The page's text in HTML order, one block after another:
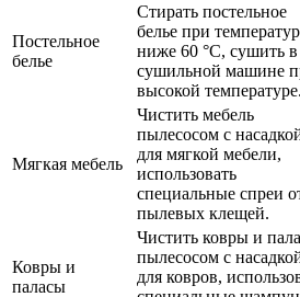
Постельное
белье
Стирать постельное
белье при
ниже 60 °C, сушить в
сушильной машине
высокой температуре.
Мягкая мебель
Чистить мебель
пылесосом с
для мягкой мебели,
использовать
специальные спреи
пылевых клещей.
Ковры и
паласы
Чистить ковры и
пылесосом с
для ковров,